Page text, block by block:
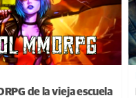
de la vieja escuela